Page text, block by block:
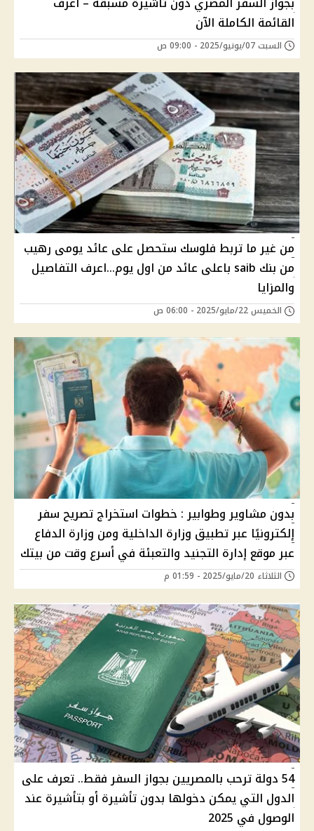
القائمة الكاملة الآن
السبت 07/يونيو/2025 - 09:00 ص
من غير ما تربط فلوسك ستحصل على عائد يومى رهيب
من بنك saib باعلى عائد من اول يوم...اعرف التفاصيل
والمزايا
الخميس 22/مايو/2025 - 06:00 ص
بدون مشاوير وطوابير : خطوات استخراج تصريح سفر
إلكترونيًا عبر تطبيق وزارة الداخلية ومن وزارة الدفاع
عبر موقع إدارة التجنيد والتعبئة في أسرع وقت من بيتك
الثلاثاء 20/مايو/2025 - 01:59 م
54 دولة ترحب بالمصريين بجواز السفر فقط.. تعرف على
الدول التي يمكن دخولها بدون تأشيرة أو بتأشيرة عند
الوصول في 2025